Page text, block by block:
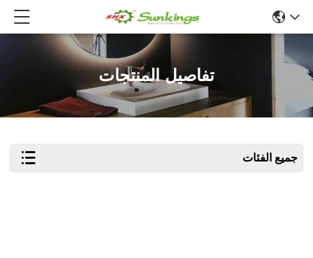
تفاصيل المنتجات
جميع الفئات